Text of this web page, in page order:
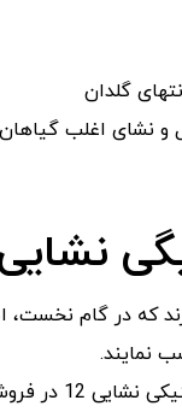
گلدان
و نشای اغلب
نشایی
که در گام
نمایند.
در حال حاضر